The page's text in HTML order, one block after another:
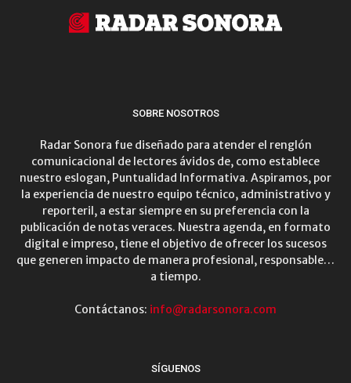
SOBRE NOSOTROS
Radar Sonora fue diseñado para atender el renglón
comunicacional de lectores ávidos de, como establece
nuestro eslogan, Puntualidad Informativa. Aspiramos, por
la experiencia de nuestro equipo técnico, administrativo y
reporteril, a estar siempre en su preferencia con la
publicación de notas veraces. Nuestra agenda, en formato
digital e impreso, tiene el objetivo de ofrecer los sucesos
que generen impacto de manera profesional, responsable…
a tiempo.
Contáctanos: info@radarsonora.com
SÍGUENOS